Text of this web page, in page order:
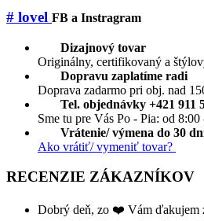
# lovel FB a Instragram
Dizajnový tovar
Originálny, certifikovaný a
Dopravu zaplatíme radi
Doprava zadarmo pri obj. nad
Tel. objednávky +421 911
Sme tu pre Vás Po - Pia: od 8:00
Vrátenie/ výmena do 30
Ako vrátiť/ vymeniť tovar?
RECENZIE ZÁKAZNÍKOV
Dobrý deň, zo ❤️ Vám ďakujem